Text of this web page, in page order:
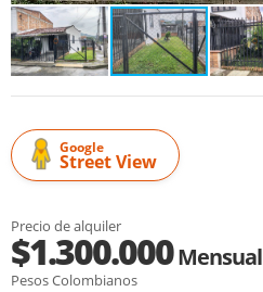
Google
Street View
Precio de alquiler
$1.300.000Mensual
Pesos Colombianos